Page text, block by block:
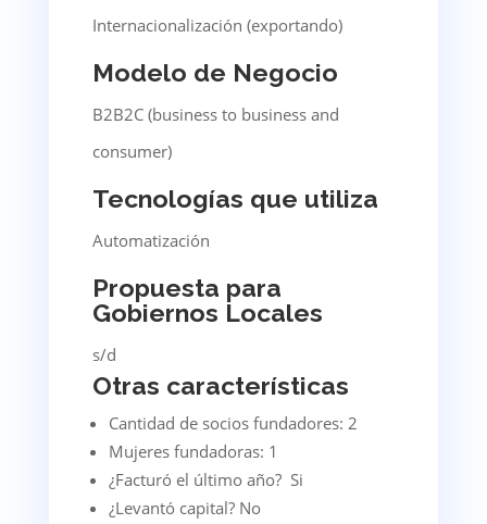
Internacionalización (exportando)
Modelo de Negocio
B2B2C (business to business and
consumer)
Tecnologías que utiliza
Automatización
Propuesta para
Gobiernos Locales
s/d
Otras características
Cantidad de socios fundadores: 2
Mujeres fundadoras: 1
¿Facturó el último año? Si
¿Levantó capital? No